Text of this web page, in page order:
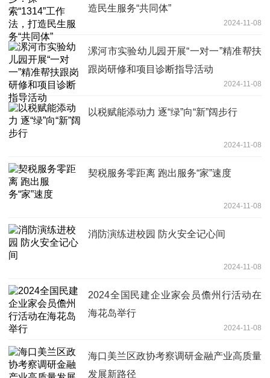
造民生服务“共同体”
2024-11-08
漯河市实验幼儿园开展“一对一”精准帮扶
跟岗研修和项目诊断指导活动
2024-11-08
以税赋能添动力 逐“绿”向“新”阔步行
2024-11-08
契税服务零距离 跑出服务“家”速度
2024-11-08
消防演练进校园 防火安全记心间
2024-11-08
2024全国民建企业家会员儋州行活动在
海花岛举行
2024-11-08
海口美兰区政协考察调研金融产业高质量
发展新路径